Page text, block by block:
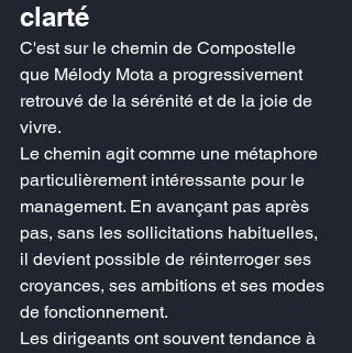
clarté
C'est sur le chemin de Compostelle
que Mélody Mota a progressivement
retrouvé de la sérénité et de la joie de
vivre.
Le chemin agit comme une métaphore
particulièrement intéressante pour le
management. En avançant pas après
pas, sans les sollicitations habituelles,
il devient possible de réinterroger ses
croyances, ses ambitions et ses modes
de fonctionnement.
Les dirigeants ont souvent tendance à